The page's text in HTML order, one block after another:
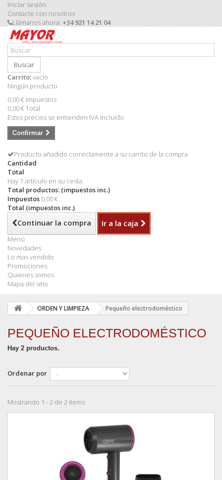
Iniciar sesión
Contacte con nosotros
Llámanos ahora:+34 921 14 21 04
Buscar
Carrito:vacío
Ningún producto
0,00 € Impuestos
0,00 €Total
Estos precios se entienden IVA incluído
Confirmar
Producto añadido correctamente a su carrito de la compra
Cantidad
Total
Hay 1 artículo en su cesta.
Total productos: (impuestos inc.)
Impuestos 0,00 €
Total (impuestos inc.)
Continuar la compra Ir a la caja
Menú
Novedades
Lo mas vendido
Promociones
Quienes somos
Mapa del sitio
ORDEN Y LIMPIEZA Pequeño electrodoméstico
PEQUEÑO ELECTRODOMÉSTICO
Hay 2 productos.
Ordenar por
Mostrando 1 - 2 de 2 items